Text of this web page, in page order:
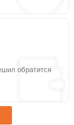
обратится